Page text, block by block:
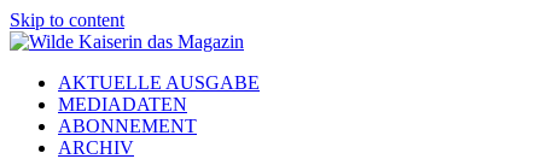
Skip to content
AKTUELLE AUSGABE
MEDIADATEN
ABONNEMENT
ARCHIV